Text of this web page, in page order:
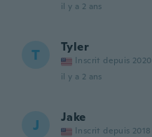
il y a 2 ans
T Tyler
Inscrit depuis 2020
il y a 2 ans
J Jake
Inscrit depuis 2018